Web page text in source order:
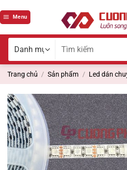
qua
Menu
Tìm
Trang chủ / Sản phẩm / Led dán